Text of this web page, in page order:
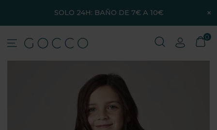
SOLO 24H: BAÑO DE 7€ A 10€ ×
0